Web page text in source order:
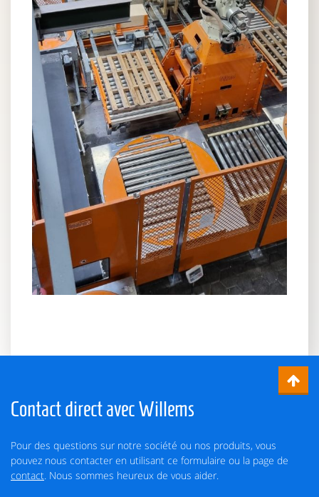
Contact direct avec Willems
Pour des questions sur notre société ou nos produits, vous
pouvez nous contacter en utilisant ce formulaire ou la page de
contact. Nous sommes heureux de vous aider.